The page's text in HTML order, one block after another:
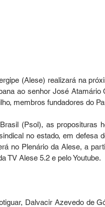
(Alese) realizará na
ao senhor José
membros fundadores do
(Psol), as proposituras
no estado, em defesa
no Plenário da Alese, a
TV Alese 5.2 e pelo Youtube.
Dalvacir Azevedo de